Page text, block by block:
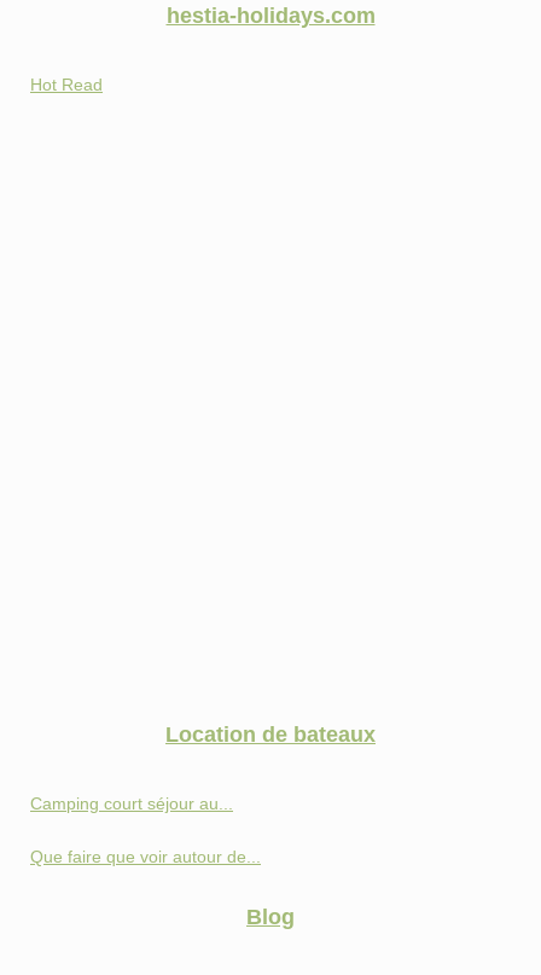
hestia-holidays.com
Hot Read
Location de bateaux
Camping court séjour au...
Que faire que voir autour de...
Blog